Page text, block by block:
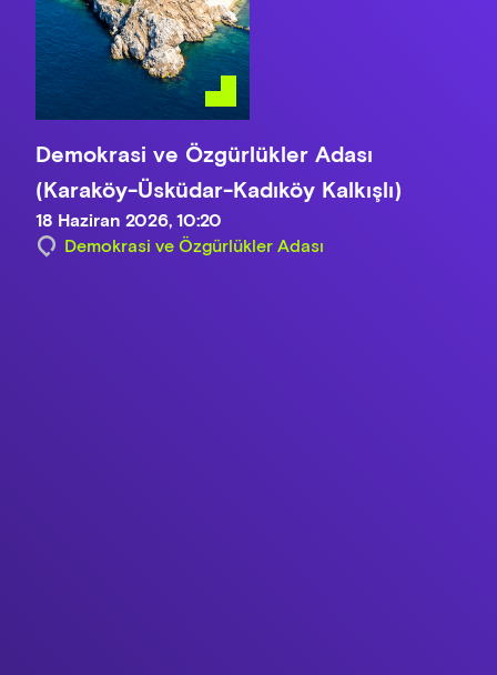
Demokrasi ve Özgürlükler Adası
(Karaköy-Üsküdar-Kadıköy Kalkışlı)
18 Haziran 2026, 10:20
Demokrasi ve Özgürlükler Adası